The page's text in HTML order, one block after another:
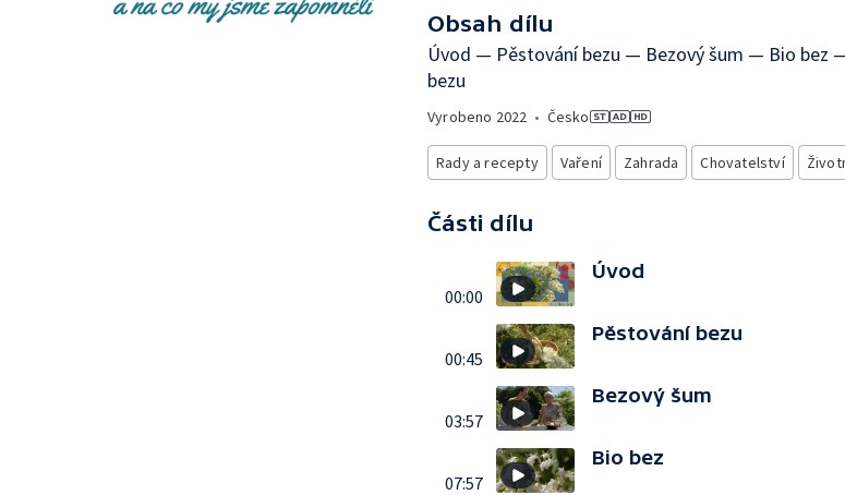
Obsah dílu
Úvod — Pěstování bezu — Bezový šum — Bio bez
bezu
Vyrobeno 2022 • Česko
Rady a recepty Vaření Zahrada Chovatelství
Části dílu
00:00
Úvod
00:45
Pěstování bezu
03:57
Bezový šum
07:57
Bio bez